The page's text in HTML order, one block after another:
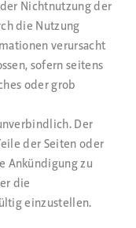
Nichtnutzung der
die Nutzung
verursacht
sofern seitens
oder grob
Der
der Seiten oder
Ankündigung zu
die
einzustellen.